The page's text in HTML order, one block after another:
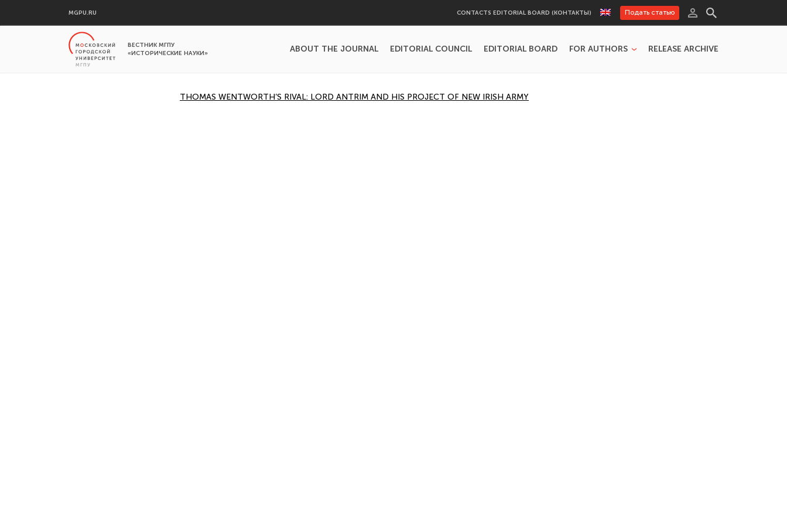
MGPU.RU CONTACTS EDITORIAL BOARD (КОНТАКТЫ) Подать статью
ВЕСТНИК МГПУ
«ИСТОРИЧЕСКИЕ НАУКИ»
ABOUT THE JOURNAL EDITORIAL COUNCIL EDITORIAL BOARD FOR AUTHORS RELEASE ARCHIVE
THOMAS WENTWORTH’S RIVAL: LORD ANTRIM AND HIS PROJECT OF NEW IRISH ARMY